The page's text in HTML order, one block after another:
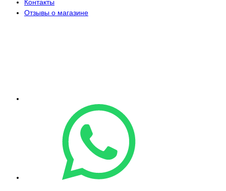
Контакты
Отзывы о магазине